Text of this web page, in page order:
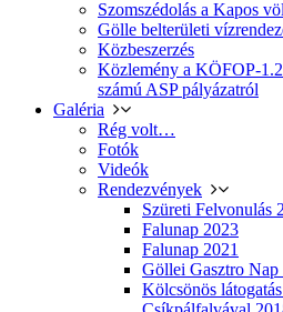
Szomszédolás a Kapos
Gölle belterületi
Közbeszerzés
Közlemény a KÖFOP-
számú ASP pályázatról
Galéria
Rég volt…
Fotók
Videók
Rendezvények
Szüreti Felvonulás
Falunap 2023
Falunap 2021
Göllei Gasztro Nap
Kölcsönös